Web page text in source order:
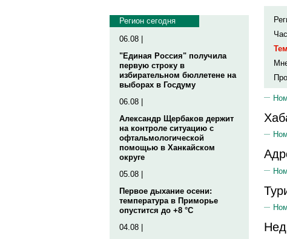
Регион сегодня
06.08 |
"Единая Россия" получила
первую строку в
избирательном бюллетене на
выборах в Госдуму
06.08 |
Александр Щербаков держит
на контроле ситуацию с
офтальмологической
помощью в Ханкайском
округе
05.08 |
Первое дыхание осени:
температура в Приморье
опустится до +8 °C
04.08 |